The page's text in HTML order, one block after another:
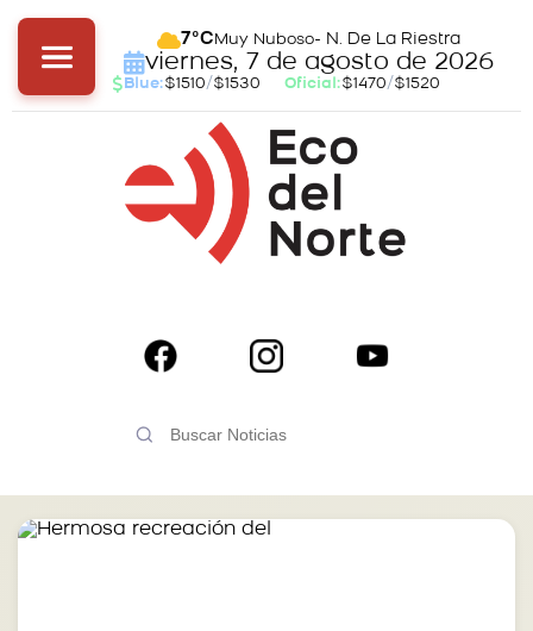
7°C Muy Nuboso- N. De La Riestra
viernes, 7 de agosto de 2026
Blue:$1510/$1530 Oficial:$1470/$1520